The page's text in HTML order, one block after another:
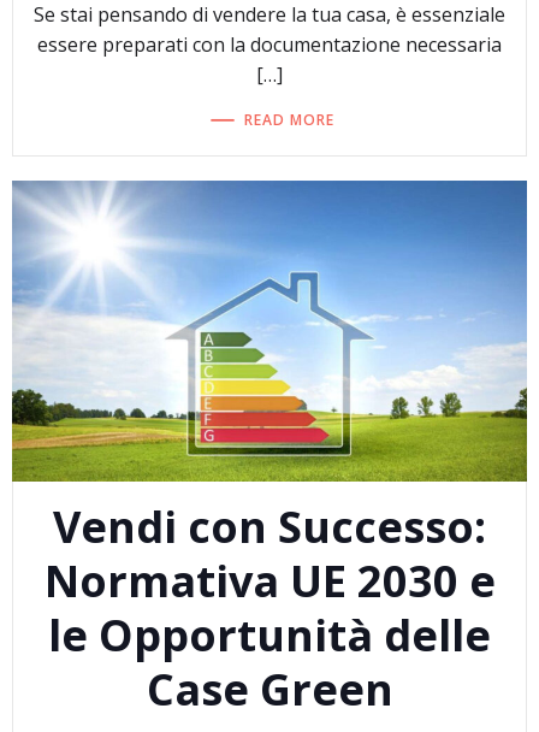
Se stai pensando di vendere la tua casa, è essenziale
essere preparati con la documentazione necessaria
[…]
READ MORE
Vendi con Successo:
Normativa UE 2030 e
le Opportunità delle
Case Green